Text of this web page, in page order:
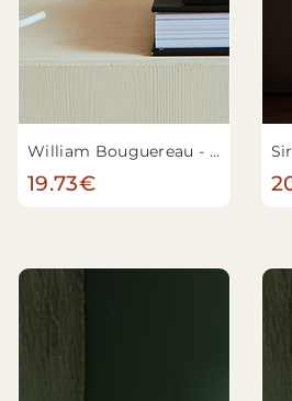
William Bouguereau - Jeune mère regardant son enfant
19.73€